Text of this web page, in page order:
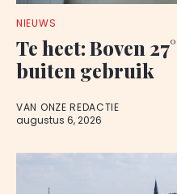
NIEUWS
Te heet: Boven
buiten gebruik
VAN ONZE REDACTIE
augustus 6, 2026